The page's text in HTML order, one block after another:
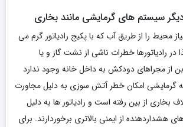
دیگر سیستم های گرمایشی مانند بخاری
محیط را از طریق آب که با پکیج رادیاتور گرم می
در رادیاتورها خطرات ناشی از نشت گاز و یا
از مجراهای دودکش به داخل خانه وجود ندارد
گرمایشی امکان خطر آتش سوزی به دلیل مجاورت
بخاری از بین رفته است و رادیاتور ها به دلیل
هشداردهنده از ایمنی بالاتری برخوردارند. برای